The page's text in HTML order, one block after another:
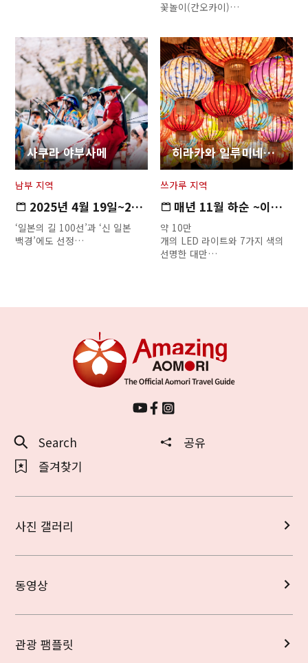
꽃놀이(간오카이)…
사쿠라 야부사메
남부 지역
2025년 4월 19일~20일
‘일본의 길 100선’과 ‘신 일본
백경’에도 선정…
히라카와 일루미네이션 프롬나드
쓰가루 지역
매년 11월 하순 ~이듬해 2월 …
약 10만
개의 LED 라이트와 7가지 색의
선명한 대만…
Search
공유
즐겨찾기
사진 갤러리
동영상
관광 팸플릿